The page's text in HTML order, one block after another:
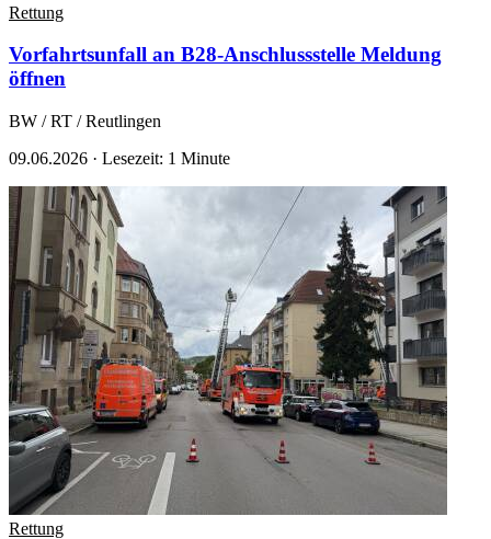
Rettung
Vorfahrtsunfall an B28-Anschlussstelle Meldung
öffnen
BW / RT / Reutlingen
09.06.2026 · Lesezeit: 1 Minute
Rettung